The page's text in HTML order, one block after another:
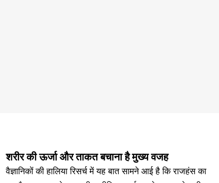
शरीर की ऊर्जा और ताकत बचाना है मुख्य वजह
वैज्ञानिकों की हालिया रिसर्च में यह बात सामने आई है कि राजहंस का